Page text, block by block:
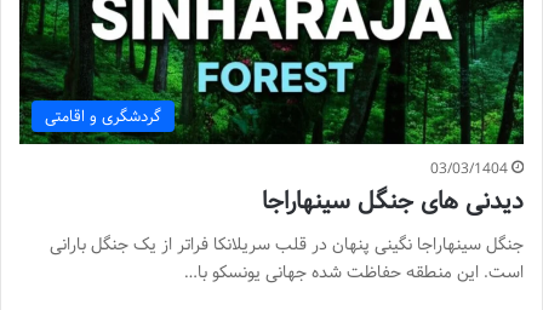
گردشگری و اقامتی
03/03/1404
دیدنی های جنگل سینهاراجا
جنگل سینهاراجا نگینی پنهان در قلب سریلانکا فراتر از یک جنگل بارانی
است. این منطقه حفاظت شده جهانی یونسکو با…